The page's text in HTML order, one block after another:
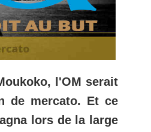
l'OM serait
de mercato. Et ce
lors de la large